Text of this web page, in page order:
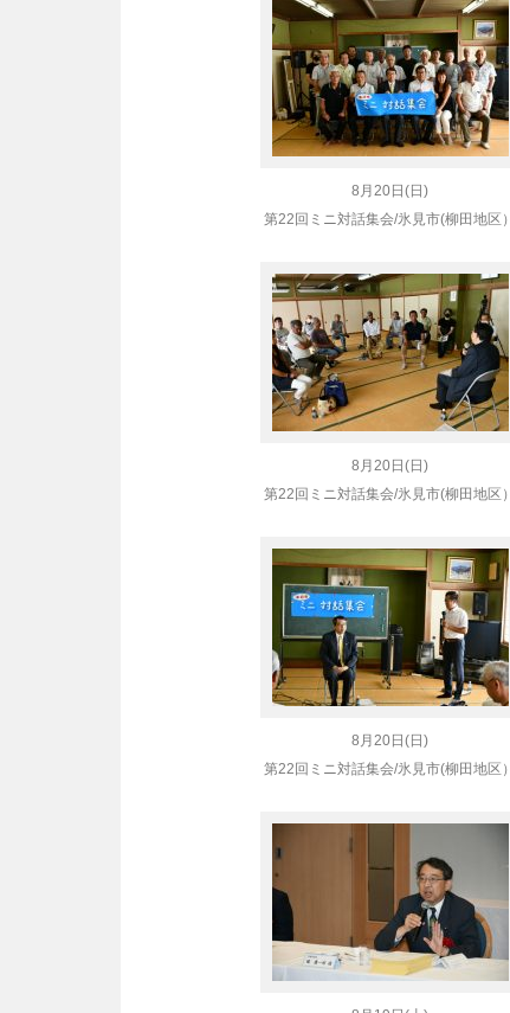
8月20日(日)
第22回ミニ対話集会/氷見市(柳田地区）
8月20日(日)
第22回ミニ対話集会/氷見市(柳田地区）
8月20日(日)
第22回ミニ対話集会/氷見市(柳田地区）